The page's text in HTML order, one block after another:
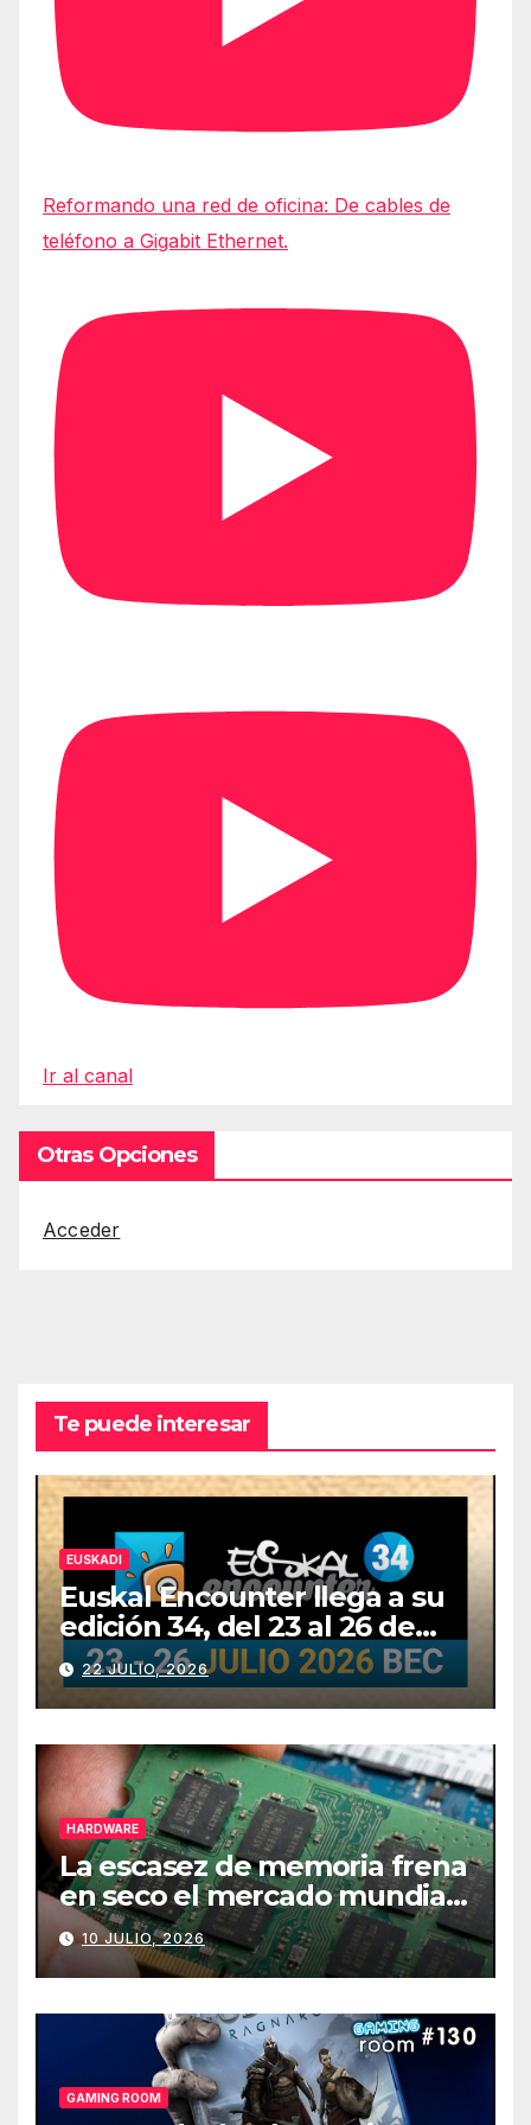
Reformando una red de oficina: De cables de
teléfono a Gigabit Ethernet.
Ir al canal
Otras Opciones
Acceder
Te puede interesar
EUSKADI
Euskal Encounter llega a su
edición 34, del 23 al 26 de
julio
22 JULIO, 2026
HARDWARE
La escasez de memoria frena
en seco el mercado mundial
de PCs
10 JULIO, 2026
GAMING ROOM